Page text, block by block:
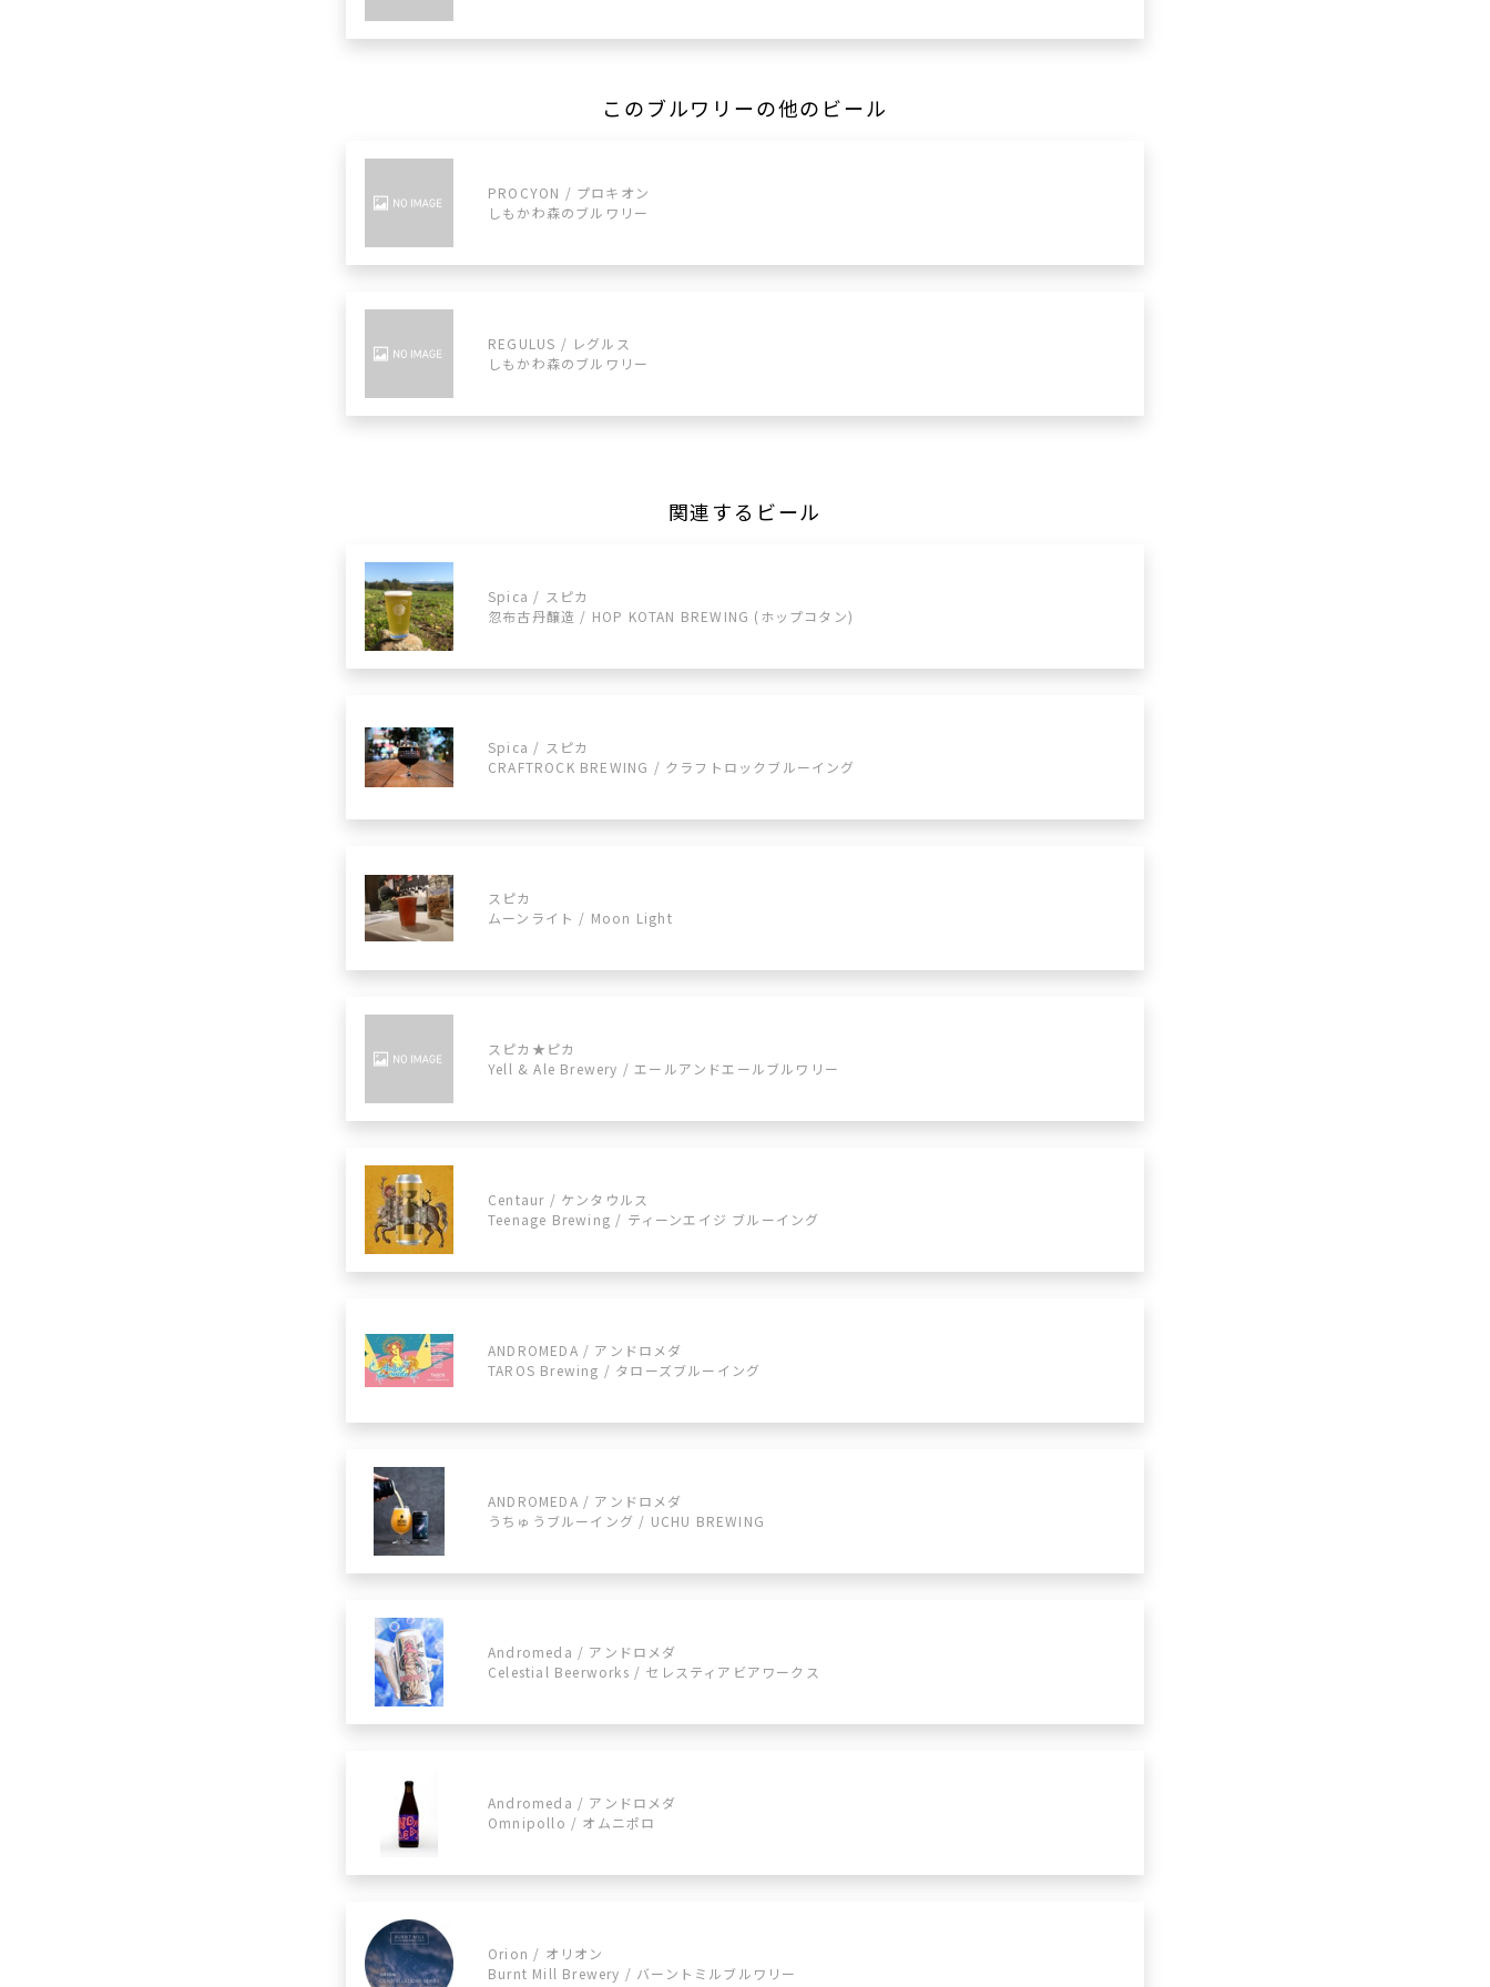
このブルワリーの他のビール
PROCYON / プロキオン
しもかわ森のブルワリー
REGULUS / レグルス
しもかわ森のブルワリー
関連するビール
Spica / スピカ
忽布古丹醸造 / HOP KOTAN BREWING (ホップコタン)
Spica / スピカ
CRAFTROCK BREWING / クラフトロックブルーイング
スピカ
ムーンライト / Moon Light
スピカ★ピカ
Yell & Ale Brewery / エールアンドエールブルワリー
Centaur / ケンタウルス
Teenage Brewing / ティーンエイジ ブルーイング
ANDROMEDA / アンドロメダ
TAROS Brewing / タローズブルーイング
ANDROMEDA / アンドロメダ
うちゅうブルーイング / UCHU BREWING
Andromeda / アンドロメダ
Celestial Beerworks / セレスティアビアワークス
Andromeda / アンドロメダ
Omnipollo / オムニポロ
Orion / オリオン
Burnt Mill Brewery / バーントミルブルワリー